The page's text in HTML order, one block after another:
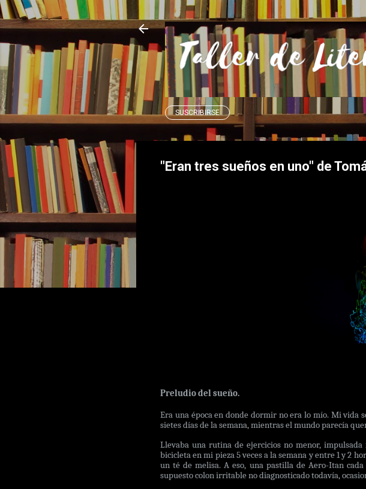
Ir
SUSCRIBIRSE
"Eran tres sueños en uno" de
Preludio del sueño.
Era una época en donde dormir no era lo mío. Mi vida
sietes días de la semana, mientras el mundo parecía
Llevaba una rutina de ejercicios no menor,
bicicleta en mi pieza 5 veces a la semana y entre 1 y 2
un té de melisa. A eso, una pastilla de Aero-Itan
supuesto colon irritable no diagnosticado todavía,